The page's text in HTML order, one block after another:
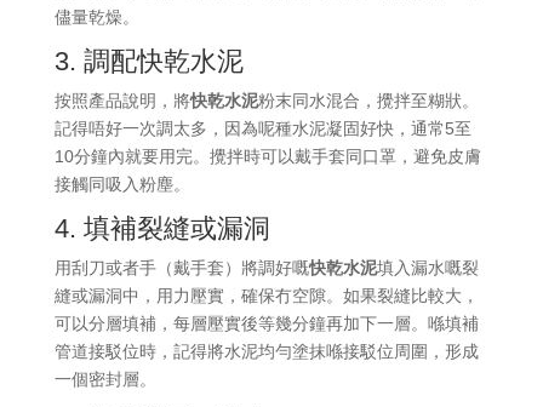
儘量乾燥。
3. 調配快乾水泥
按照產品說明，將快乾水泥粉末同水混合，攪拌至糊狀。
記得唔好一次調太多，因為呢種水泥凝固好快，通常5至
10分鐘內就要用完。攪拌時可以戴手套同口罩，避免皮膚
接觸同吸入粉塵。
4. 填補裂縫或漏洞
用刮刀或者手（戴手套）將調好嘅快乾水泥填入漏水嘅裂
縫或漏洞中，用力壓實，確保冇空隙。如果裂縫比較大，
可以分層填補，每層壓實後等幾分鐘再加下一層。喺填補
管道接駁位時，記得將水泥均勻塗抹喺接駁位周圍，形成
一個密封層。